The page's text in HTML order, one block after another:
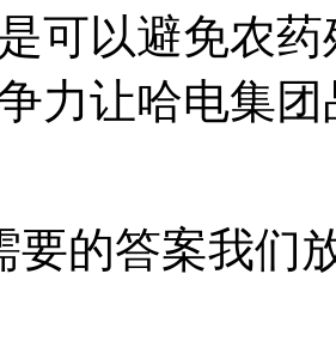
可以避免农
力让哈电集
要的答案我们